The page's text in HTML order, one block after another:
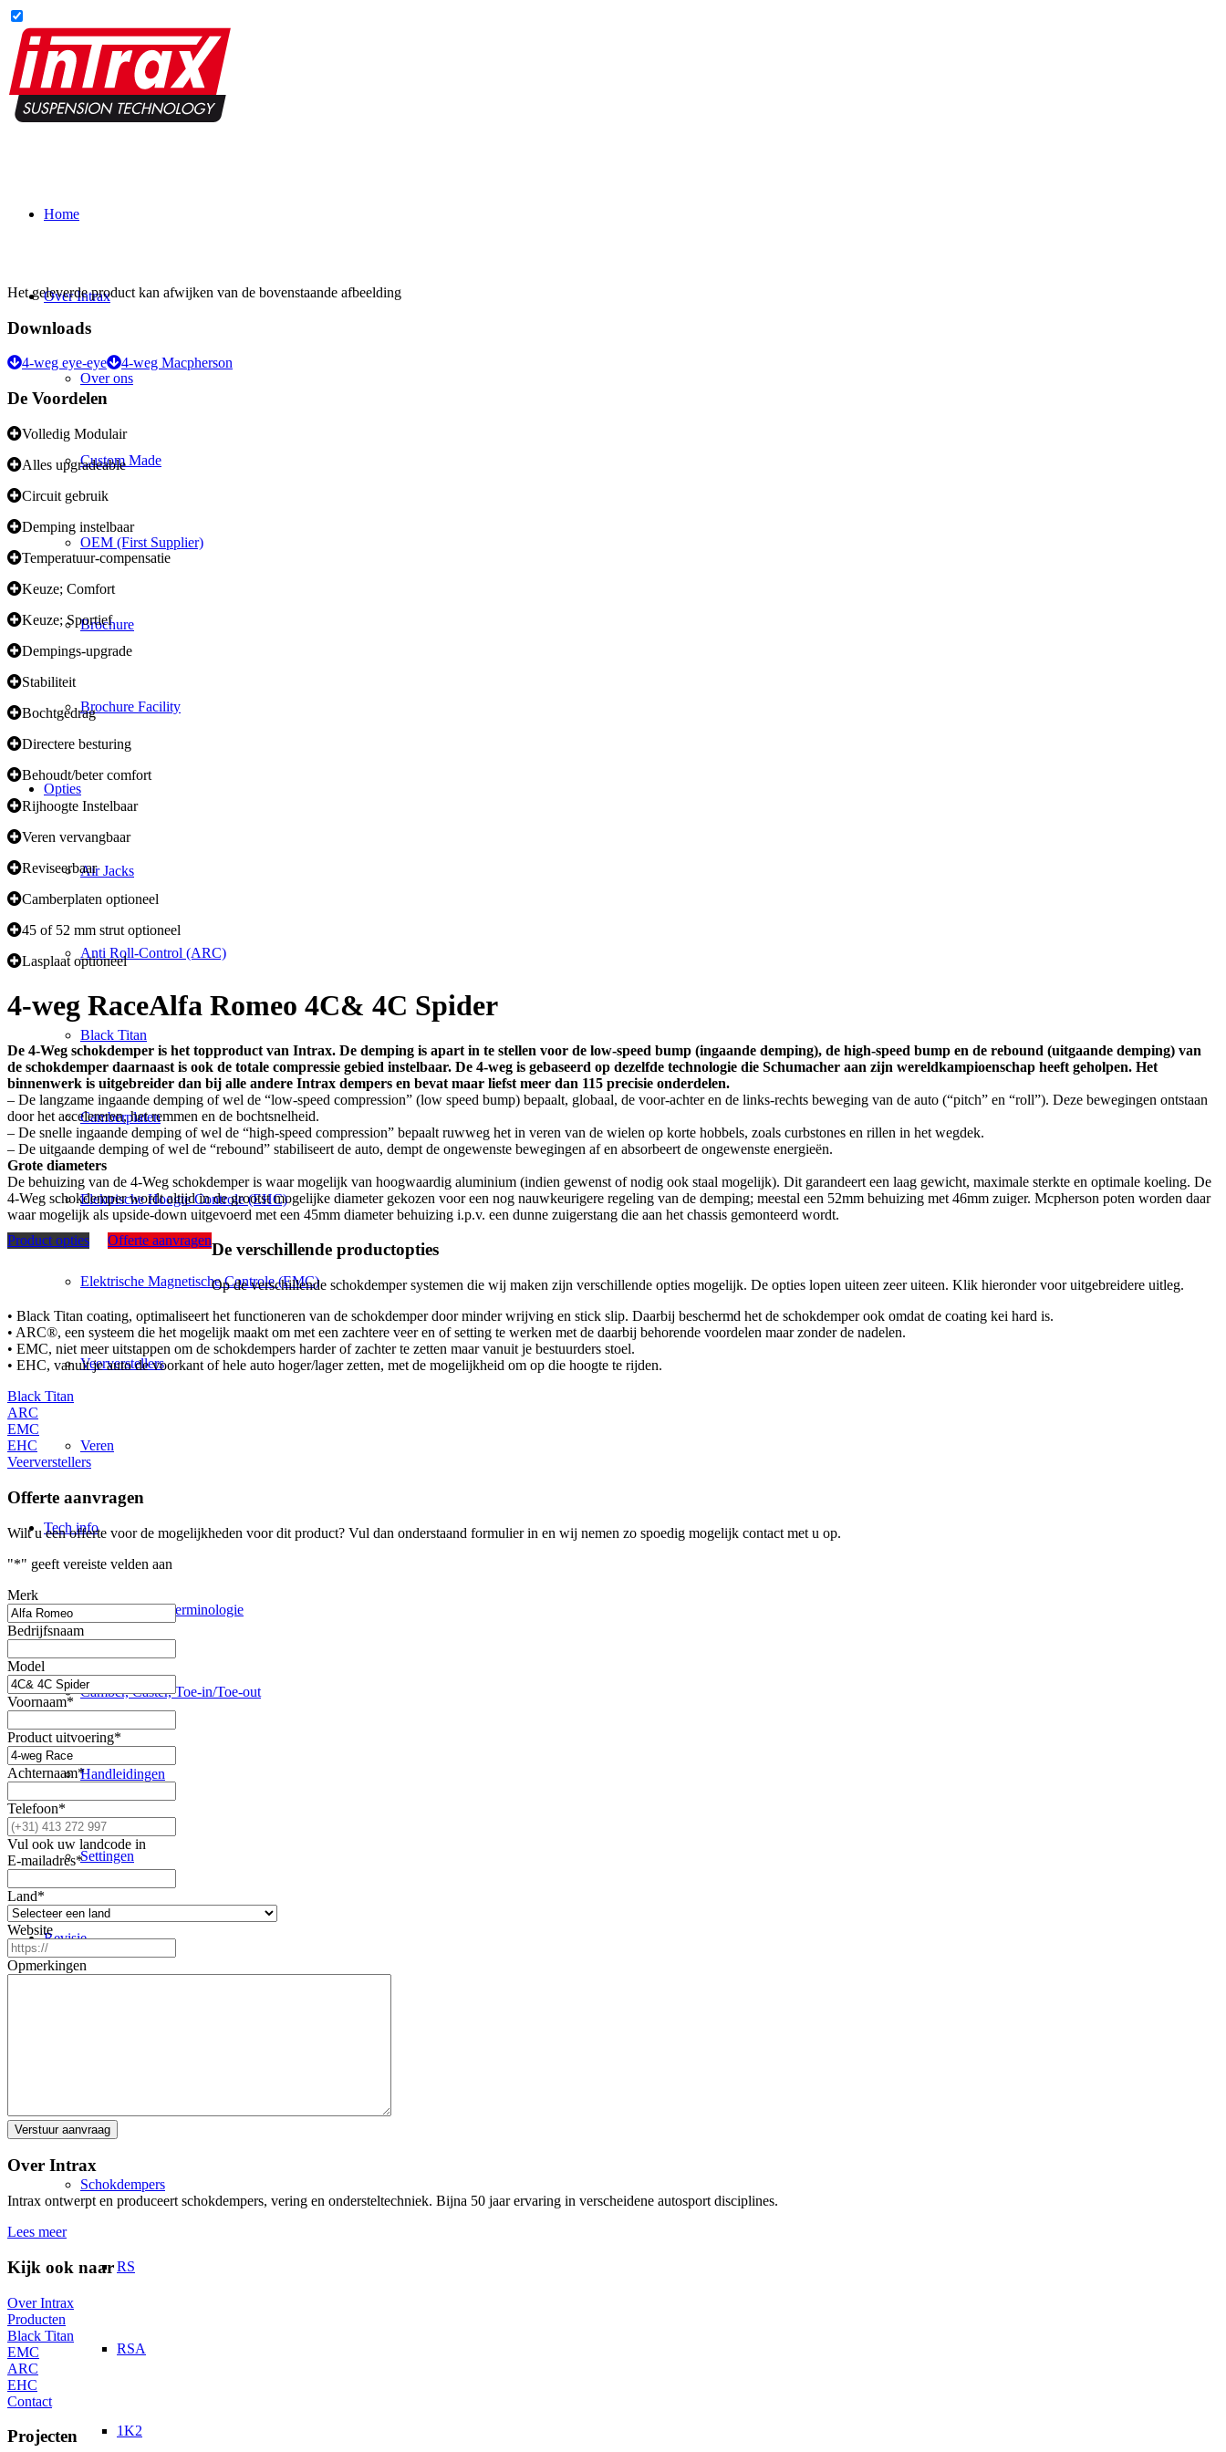
Home
Over Intrax
Over ons
Custom Made
OEM (First Supplier)
Brochure
Brochure Facility
Opties
Air Jacks
Anti Roll-Control (ARC)
Black Titan
Camberplaten
Elektrische Hoogte Controle (EHC)
Elektrische Magnetische Controle (EMC)
Veerverstellers
Veren
Tech info
Wielophanging terminologie
Camber, Caster, Toe-in/Toe-out
Handleidingen
Settingen
Revisie
Schokdempers
RS
RSA
1K2
Het geleverde product kan afwijken van de bovenstaande afbeelding
Downloads
4-weg eye-eye 4-weg Macpherson
De Voordelen
Volledig Modulair
Alles upgradeable
Circuit gebruik
Demping instelbaar
Temperatuur-compensatie
Keuze; Comfort
Keuze; Sportief
Dempings-upgrade
Stabiliteit
Bochtgedrag
Directere besturing
Behoudt/beter comfort
Rijhoogte Instelbaar
Veren vervangbaar
Reviseerbaar
Camberplaten optioneel
45 of 52 mm strut optioneel
Lasplaat optioneel
4-weg RaceAlfa Romeo 4C& 4C Spider
De 4-Weg schokdemper is het topproduct van Intrax. De demping is apart in te stellen voor de low-speed bump (ingaande demping), de high-speed bump en de rebound (uitgaande demping) van
de schokdemper daarnaast is ook de totale compressie gebied instelbaar. De 4-weg is gebaseerd op dezelfde technologie die Schumacher aan zijn wereldkampioenschap heeft geholpen. Het
binnenwerk is uitgebreider dan bij alle andere Intrax dempers en bevat maar liefst meer dan 115 precisie onderdelen.
– De langzame ingaande demping of wel de “low-speed compression” (low speed bump) bepaalt, globaal, de voor-achter en de links-rechts beweging van de auto (“pitch” en “roll”). Deze bewegingen ontstaan
door het accelereren, het remmen en de bochtsnelheid.
– De snelle ingaande demping of wel de “high-speed compression” bepaalt ruwweg het in veren van de wielen op korte hobbels, zoals curbstones en rillen in het wegdek.
– De uitgaande demping of wel de “rebound” stabiliseert de auto, dempt de ongewenste bewegingen af en absorbeert de ongewenste energieën.
Grote diameters
De behuizing van de 4-Weg schokdemper is waar mogelijk van hoogwaardig aluminium (indien gewenst of nodig ook staal mogelijk). Dit garandeert een laag gewicht, maximale sterkte en optimale koeling. De
4-Weg schokdemper wordt altijd in de grootst mogelijke diameter gekozen voor een nog nauwkeurigere regeling van de demping; meestal een 52mm behuizing met 46mm zuiger. Mcpherson poten worden daar
waar mogelijk als upside-down uitgevoerd met een 45mm diameter behuizing i.p.v. een dunne zuigerstang die aan het chassis gemonteerd wordt.
Product opties
Offerte aanvragen
De verschillende productopties
Op de verschillende schokdemper systemen die wij maken zijn verschillende opties mogelijk. De opties lopen uiteen zeer uiteen. Klik hieronder voor uitgebreidere uitleg.
• Black Titan coating, optimaliseert het functioneren van de schokdemper door minder wrijving en stick slip. Daarbij beschermd het de schokdemper ook omdat de coating kei hard is.
• ARC®, een systeem die het mogelijk maakt om met een zachtere veer en of setting te werken met de daarbij behorende voordelen maar zonder de nadelen.
• EMC, niet meer uitstappen om de schokdempers harder of zachter te zetten maar vanuit je bestuurders stoel.
• EHC, vanuit je auto de voorkant of hele auto hoger/lager zetten, met de mogelijkheid om op die hoogte te rijden.
Black Titan
ARC
EMC
EHC
Veerverstellers
Offerte aanvragen
Wilt u een offerte voor de mogelijkheden voor dit product? Vul dan onderstaand formulier in en wij nemen zo spoedig mogelijk contact met u op.
"*" geeft vereiste velden aan
Merk
Bedrijfsnaam
Model
Voornaam*
Product uitvoering*
Achternaam*
Telefoon*
Vul ook uw landcode in
E-mailadres*
Land*
Website
Opmerkingen
Over Intrax
Intrax ontwerpt en produceert schokdempers, vering en ondersteltechniek. Bijna 50 jaar ervaring in verscheidene autosport disciplines.
Lees meer
Kijk ook naar
Over Intrax
Producten
Black Titan
EMC
ARC
EHC
Contact
Projecten